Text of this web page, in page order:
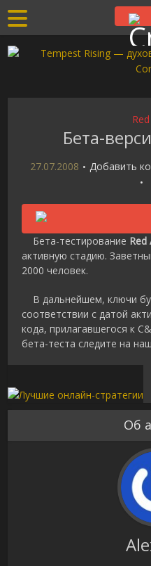
Бета-
27.07.2008 Добавить
Бета-тестирование Red
активную стадию.
2000 человек.
В дальнейшем, ключи
соответствии с датой
кода, прилагавшегося к
бета-теста следите на
Об